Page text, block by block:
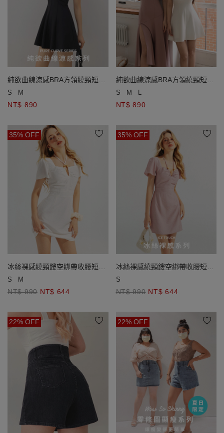
純欲曲線涼感BRA方領繞頸短洋
裝
S M
NT$ 890
純欲曲線涼感BRA方領繞頸短洋
裝
S M L
NT$ 890
35% OFF
冰絲裸感繞頸鏤空綁帶收腰短洋
裝
S M
NT$ 990 NT$ 644
35% OFF
冰絲裸感繞頸鏤空綁帶收腰短洋
裝
S
NT$ 990 NT$ 644
22% OFF 22% OFF